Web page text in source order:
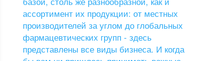
ассортимент их продукции: от местных
производителей за углом до глобальных
фармацевтических групп - здесь
представлены все виды бизнеса. И когда